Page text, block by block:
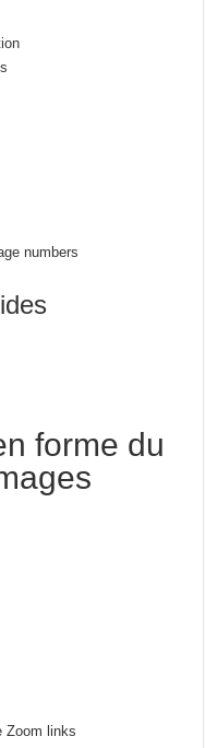
numbers
forme du
Zoom links